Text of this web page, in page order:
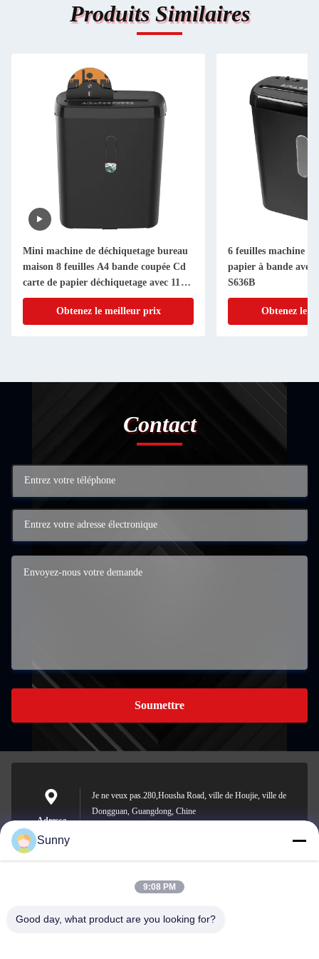
Produits Similaires
Mini machine de déchiquetage bureau
maison 8 feuilles A4 bande coupée Cd
carte de papier déchiquetage avec 11L
Bin SD108P
Obtenez le meilleur prix
6 feuilles machine à
papier à bande
S636B
Obtenez le
Contact
Soumettre
Adresse
Je ne veux pas.280,Housha Road, ville de Houjie, ville de
Dongguan, Guangdong, Chine
E-mail
sunny.xu@woolsche.com
Sunny
9:08 PM
Good day, what product are you looking for?